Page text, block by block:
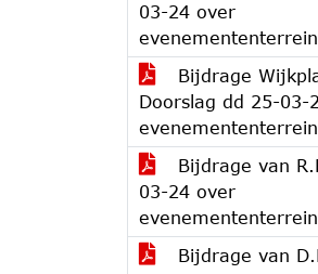
03-24 over
evenemententerrein
Bijdrage
Doorslag dd 25-03-
evenemententerrein
Bijdrage van
03-24 over
evenemententerrein
Bijdrage van